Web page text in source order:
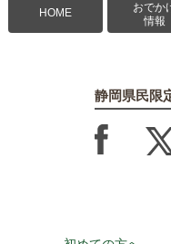
HOME
おでか
情報
静岡県民限